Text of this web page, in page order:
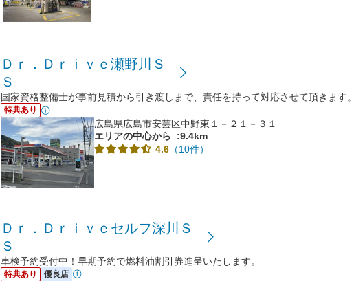
Ｄｒ．Ｄｒｉｖｅ瀬野川Ｓ
Ｓ
国家資格整備士が事前見積から引き渡しまで、責任を持って対応させて頂きます。
特典あり
広島県広島市安芸区中野東１－２１－３１
エリアの中心から
:9.4km
4.6 （10件）
Ｄｒ．Ｄｒｉｖｅセルフ深川Ｓ
Ｓ
車検予約受付中！早期予約で燃料油割引券進呈いたします。
特典あり 優良店